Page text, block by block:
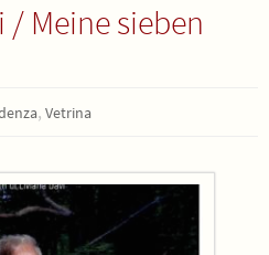
Meine sieben
, Vetrina